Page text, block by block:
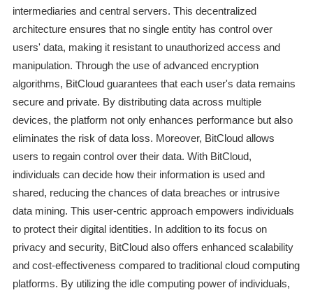
intermediaries and central servers. This decentralized
architecture ensures that no single entity has control over
users' data, making it resistant to unauthorized access and
manipulation. Through the use of advanced encryption
algorithms, BitCloud guarantees that each user's data remains
secure and private. By distributing data across multiple
devices, the platform not only enhances performance but also
eliminates the risk of data loss. Moreover, BitCloud allows
users to regain control over their data. With BitCloud,
individuals can decide how their information is used and
shared, reducing the chances of data breaches or intrusive
data mining. This user-centric approach empowers individuals
to protect their digital identities. In addition to its focus on
privacy and security, BitCloud also offers enhanced scalability
and cost-effectiveness compared to traditional cloud computing
platforms. By utilizing the idle computing power of individuals,